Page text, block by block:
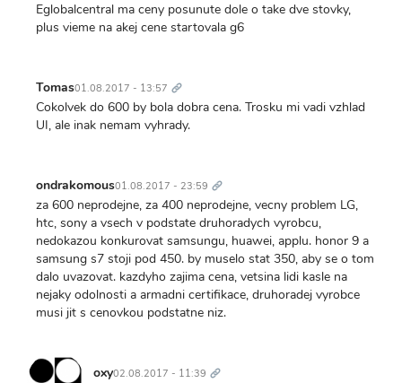
Eglobalcentral ma ceny posunute dole o take dve stovky,
plus vieme na akej cene startovala g6
Tomas01.08.2017 - 13:57 odkaz
Cokolvek do 600 by bola dobra cena. Trosku mi vadi vzhlad
UI, ale inak nemam vyhrady.
ondrakomous01.08.2017 - 23:59 odkaz
za 600 neprodejne, za 400 neprodejne, vecny problem LG,
htc, sony a vsech v podstate druhoradych vyrobcu,
nedokazou konkurovat samsungu, huawei, applu. honor 9 a
samsung s7 stoji pod 450. by muselo stat 350, aby se o tom
dalo uvazovat. kazdyho zajima cena, vetsina lidi kasle na
nejaky odolnosti a armadni certifikace, druhoradej vyrobce
musi jit s cenovkou podstatne niz.
oxy02.08.2017 - 11:39 odkaz